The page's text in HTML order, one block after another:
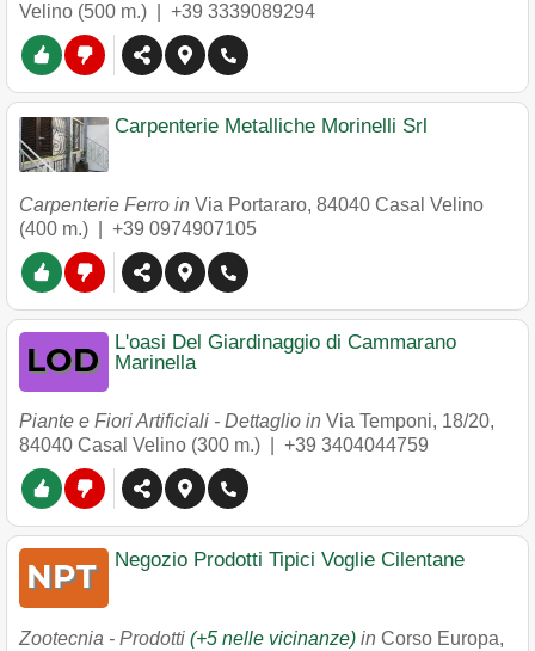
Velino (500 m.) | +39 3339089294
Carpenterie Metalliche Morinelli Srl
Carpenterie Ferro in Via Portararo, 84040 Casal Velino
(400 m.) | +39 0974907105
L'oasi Del Giardinaggio di Cammarano
Marinella
Piante e Fiori Artificiali - Dettaglio in Via Temponi, 18/20,
84040 Casal Velino (300 m.) | +39 3404044759
Negozio Prodotti Tipici Voglie Cilentane
Zootecnia - Prodotti (+5 nelle vicinanze) in Corso Europa,